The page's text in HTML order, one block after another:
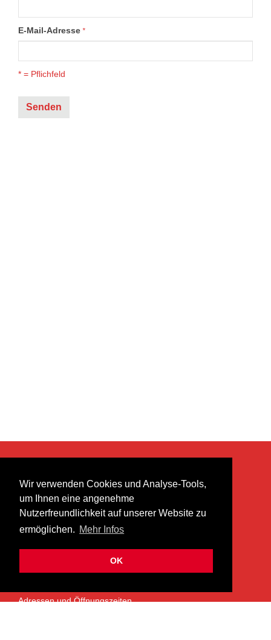
Wir verwenden Cookies und Analyse-Tools,
um Ihnen eine angenehme
Nutzerfreundlichkeit auf unserer Website zu
ermöglichen. Mehr Infos
OK
E-Mail-Adresse *
* = Pflichfeld
heer musik ag
Lättenstrasse 35
8952 Schlieren
info@heermusic.com
ÜBER UNS
Adressen und Öffnungszeiten